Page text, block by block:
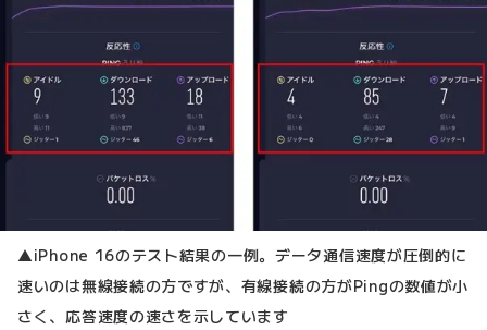
▲iPhone 16のテスト結果の一例。データ通信速度が圧倒的に
速いのは無線接続の方ですが、有線接続の方がPingの数値が小
さく、応答速度の速さを示しています